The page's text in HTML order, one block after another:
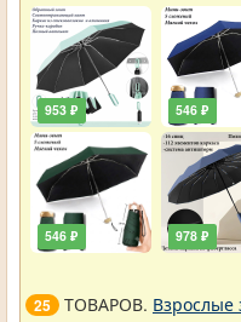
953 ₽
546 ₽
546 ₽
978 ₽
25 ТОВАРОВ. Взрослые